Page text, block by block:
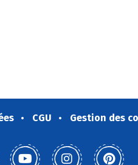
CGU Gestion des